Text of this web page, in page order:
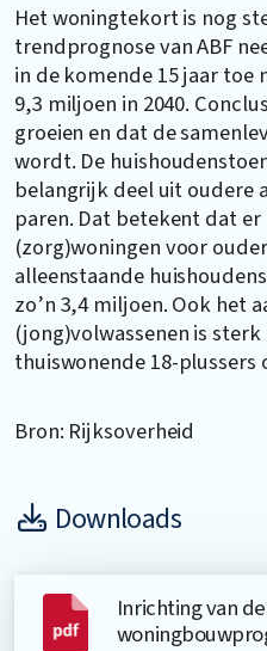
Het woningtekort is nog
trendprognose van ABF
in de komende 15 jaar
9,3 miljoen in 2040.
groeien en dat de
wordt. De
belangrijk deel uit oudere
paren. Dat betekent dat
(zorg)woningen voor
alleenstaande
zo’n 3,4 miljoen. Ook het
(jong)volwassenen is
thuiswonende 18-plussers
Bron: Rijksoverheid
Downloads
Inrichting van